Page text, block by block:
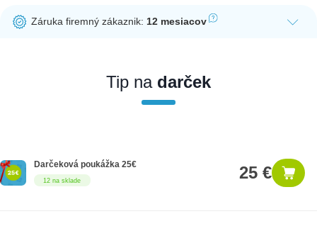
potrebná registrácia zákazníckeho účtu.
Záruka firemný zákaznik: 12 mesiacov
nakupovať ako firemný zákazník, musíte sa pred nákupom
registrovať. Registrácia podlieha overeniu.
Tip nadarček
12 na sklade
Darčeková poukážka 25€ 25 €